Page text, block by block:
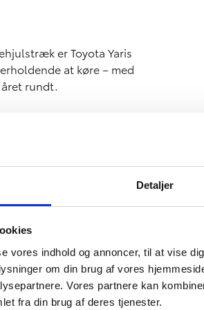
Detaljer
vores indhold og annoncer, til at vise
om din brug af vores
Vores partnere kan
fra din brug af deres tjenester.
er Toyota Yaris
at køre – med
rundt.